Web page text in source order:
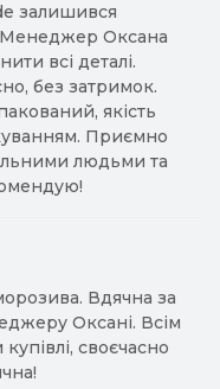
залишився
Менеджер Оксана
всі деталі.
без затримок.
якість
Приємно
людьми та
Вдячна за
Оксані. Всім
своєчасно